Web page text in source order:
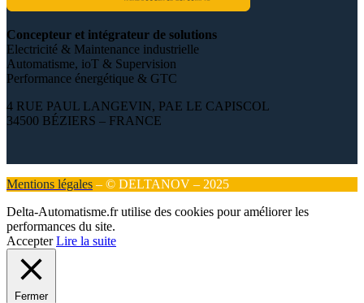
Concepteur et intégrateur de solutions
Electricité & Maintenance industrielle
Automatisme, ioT & Supervision
Performance énergétique & GTC
4 RUE PAUL LANGEVIN, PAE LE CAPISCOL
34500 BÉZIERS – FRANCE
Mentions légales – © DELTANOV – 2025
Delta-Automatisme.fr utilise des cookies pour améliorer les
performances du site.
Accepter Lire la suite
Fermer